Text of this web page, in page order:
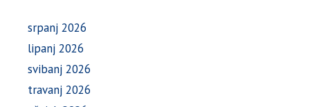
srpanj 2026
lipanj 2026
svibanj 2026
travanj 2026